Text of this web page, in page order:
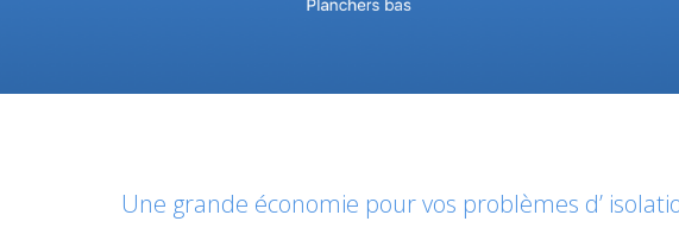
Une grande économie pour vos problèmes d’